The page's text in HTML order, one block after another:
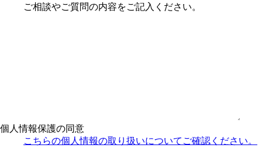
ご相談やご質問の内容をご記入ください。
個人情報保護の同意
こちらの個人情報の取り扱いについてご確認ください。